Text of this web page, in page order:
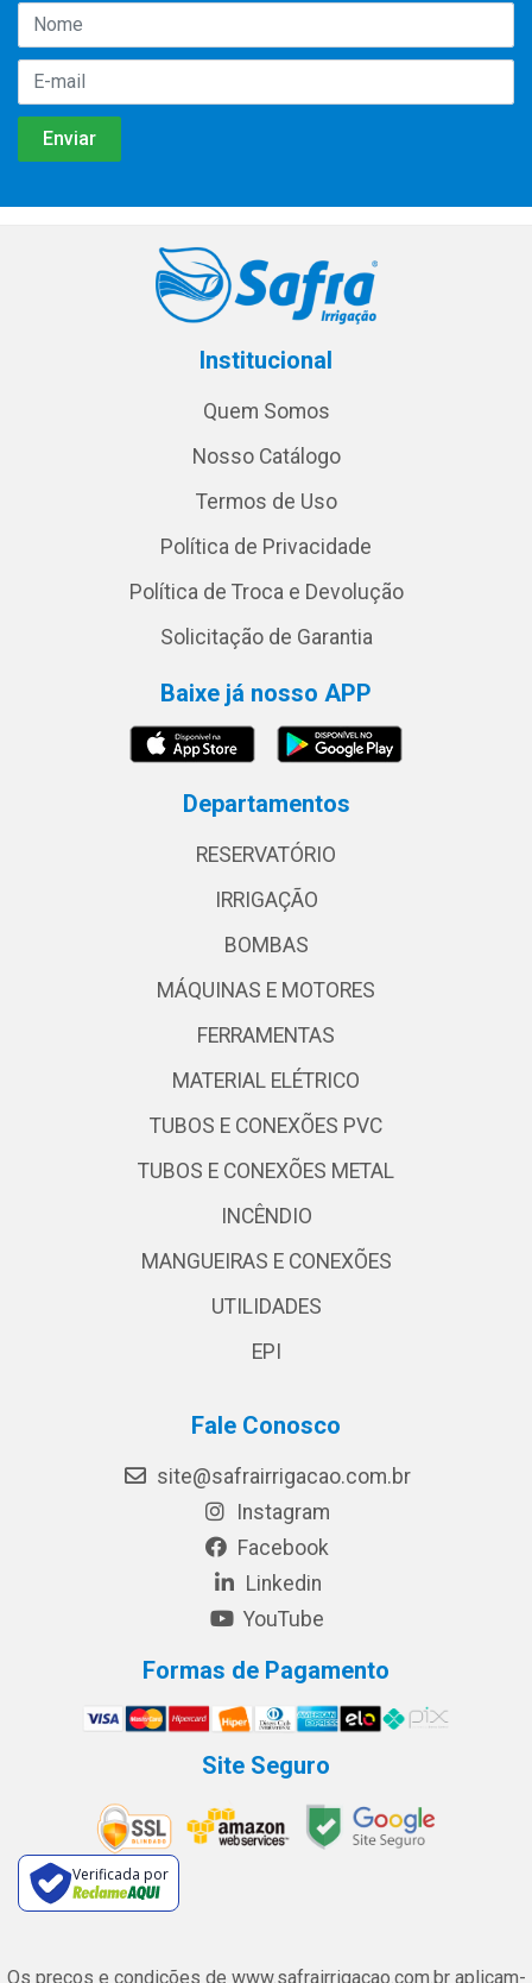
Institucional
Quem Somos
Nosso Catálogo
Termos de Uso
Política de Privacidade
Política de Troca e Devolução
Solicitação de Garantia
Baixe já nosso APP
Departamentos
RESERVATÓRIO
IRRIGAÇÃO
BOMBAS
MÁQUINAS E MOTORES
FERRAMENTAS
MATERIAL ELÉTRICO
TUBOS E CONEXÕES PVC
TUBOS E CONEXÕES METAL
INCÊNDIO
MANGUEIRAS E CONEXÕES
UTILIDADES
EPI
Fale Conosco
site@safrairrigacao.com.br
Instagram
Facebook
Linkedin
YouTube
Formas de Pagamento
Site Seguro
Verificada por
Os preços e condições de www.safrairrigacao.com.br aplicam-